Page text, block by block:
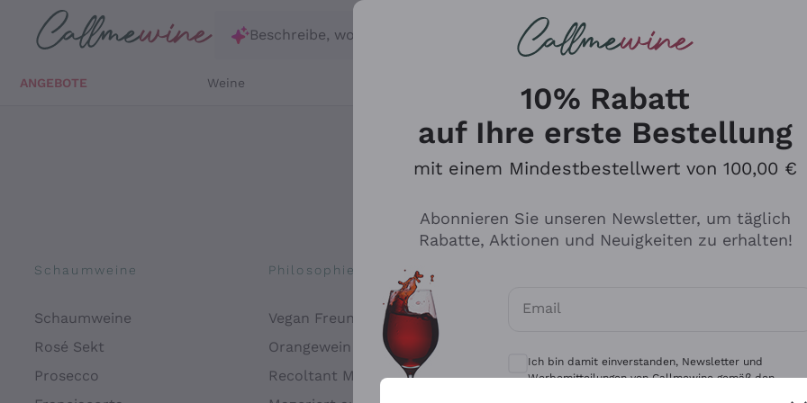
Zum Hauptinhalt springen
Beschreibe, wonach du suchst
ANGEBOTE Weine
Schaumweine
Schaumweine
Rosé Sekt
Prosecco
Philosophien
Vegan Freundlich
Orangewein
Recoltant Manipulant
Antinori
Ca' del Bosco
Gavi
10% Rabatt
auf Ihre erste Bestellung
mit einem Mindestbestellwert von 100,00 €
Abonnieren Sie unseren Newsletter, um täglich
Rabatte, Aktionen und Neuigkeiten zu erhalten!
Email
Optionale Einwilligungen zum Erhalt von
Ich bin damit einverstanden, Newsletter und
Werbemitteilungen von Callmewine gemäß den -